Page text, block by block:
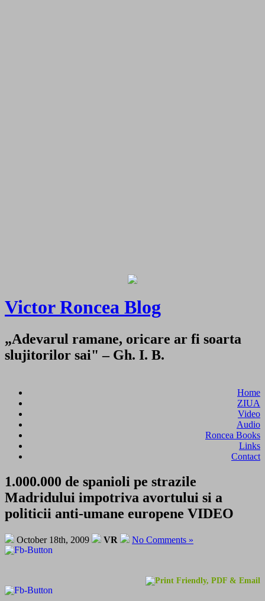
Victor Roncea Blog
„Adevarul ramane, oricare ar fi soarta
slujitorilor sai" – Gh. I. B.
Home
ZIUA
Video
Audio
Roncea Books
Links
Contact
1.000.000 de spanioli pe strazile
Madridului impotriva avortului si a
politicii anti-umane europene VIDEO
October 18th, 2009 VR No Comments »